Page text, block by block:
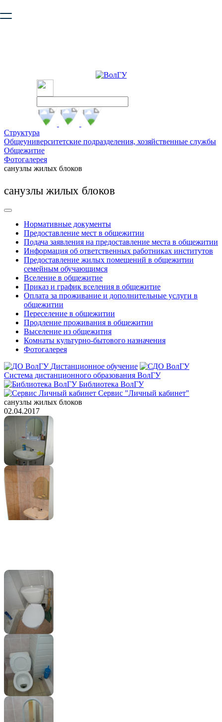
безопасную работу с сайтом. Пожалуйста
Структура
Общеуниверситетские подразделения, хозяйственные службы
Общежитие
Фотогалерея
санузлы жилых блоков
санузлы жилых блоков
Нормативные документы
Предоставление мест в общежитии
Подача заявления на предоставление места в общежитии
Информация об ответственных работниках институтов
Предоставление жилых помещений в общежитии
семейным обучающимся
Вселение в общежитие
Приказ и график вселения в общежитие
Оплата за проживание и дополнительные услуги в
общежитии
Переселение в общежитии
Продление проживания в общежитии
Выселение из общежития
Комнаты культурно-бытового назначения
Фотогалерея
Дистанционное обучение
Система дистанционного образования ВолГУ
Библиотека ВолГУ
Сервис "Личный кабинет"
санузлы жилых блоков
02.04.2017